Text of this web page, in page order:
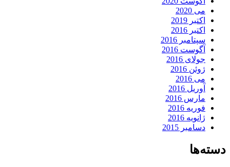
می 2020
اکتبر 2019
اکتبر 2016
سپتامبر 2016
آگوست 2016
جولای 2016
ژوئن 2016
می 2016
آوریل 2016
مارس 2016
فوریه 2016
ژانویه 2016
دسامبر 2015
دسته‌ها